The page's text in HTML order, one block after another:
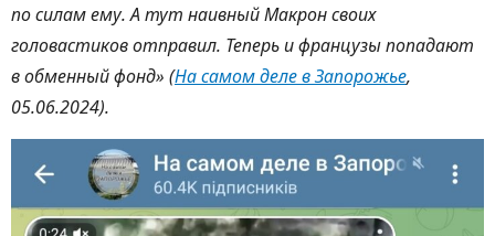
по силам ему. А тут наивный Макрон своих
головастиков отправил. Теперь и французы попадают
в обменный фонд» (На самом деле в Запорожье,
05.06.2024).